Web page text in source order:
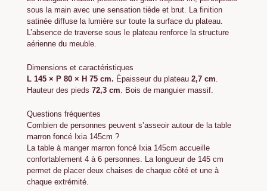
sous la main avec une sensation tiède et brut. La finition
satinée diffuse la lumière sur toute la surface du plateau.
L’absence de traverse sous le plateau renforce la structure
aérienne du meuble.
Dimensions et caractéristiques
L 145 × P 80 × H 75 cm. Épaisseur du plateau 2,7 cm
Hauteur des pieds 72,3 cm . Bois de manguier massif.
Questions fréquentes
Combien de personnes peuvent s’asseoir autour de la table
marron foncé Ixia 145cm ?
La table à manger marron foncé Ixia 145cm accueille
confortablement 4 à 6 personnes. La longueur de 145 cm
permet de placer deux chaises de chaque côté et une à
chaque extrémité.